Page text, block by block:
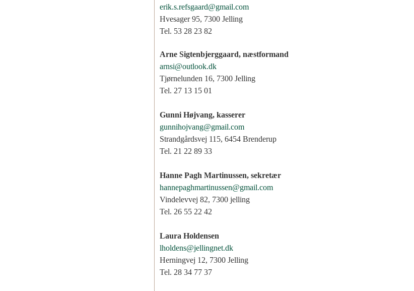
erik.s.refsgaard@gmail.com
Hvesager 95, 7300 Jelling
Tel. 53 28 23 82
Arne Sigtenbjerggaard, næstformand
arnsi@outlook.dk
Tjørnelunden 16, 7300 Jelling
Tel. 27 13 15 01
Gunni Højvang, kasserer
gunnihojvang@gmail.com
Strandgårdsvej 115, 6454 Brenderup
Tel. 21 22 89 33
Hanne Pagh Martinussen, sekretær
hannepaghmartinussen@gmail.com
Vindelevvej 82, 7300 jelling
Tel. 26 55 22 42
Laura Holdensen
lholdens@jellingnet.dk
Herningvej 12, 7300 Jelling
Tel. 28 34 77 37